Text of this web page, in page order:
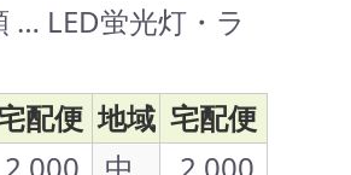
… LED蛍光灯・ラ
配便 地域 宅配便